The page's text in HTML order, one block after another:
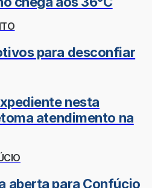
para desconfiar
nesta
atendimento na
aberta para Confúcio